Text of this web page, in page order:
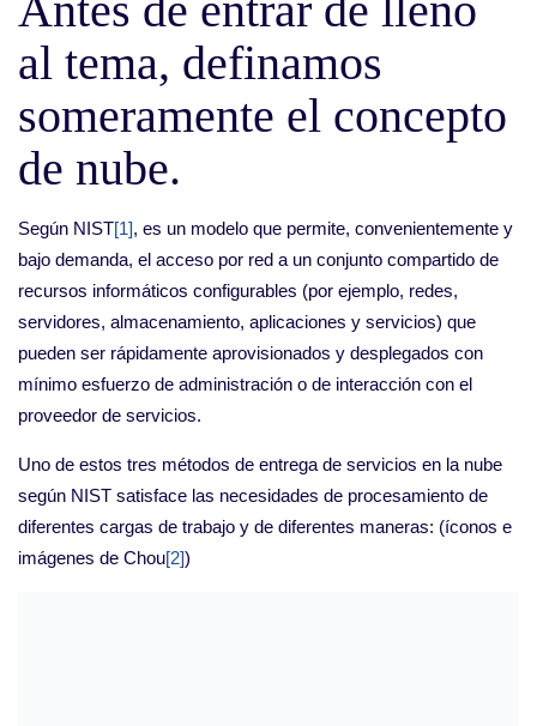
al tema, definamos
someramente el concepto
de nube.
Según NIST[1], es un modelo que permite, convenientemente y
bajo demanda, el acceso por red a un conjunto compartido de
recursos informáticos configurables (por ejemplo, redes,
servidores, almacenamiento, aplicaciones y servicios) que
pueden ser rápidamente aprovisionados y desplegados con
mínimo esfuerzo de administración o de interacción con el
proveedor de servicios.
Uno de estos tres métodos de entrega de servicios en la nube
según NIST satisface las necesidades de procesamiento de
diferentes cargas de trabajo y de diferentes maneras: (íconos e
imágenes de Chou[2])